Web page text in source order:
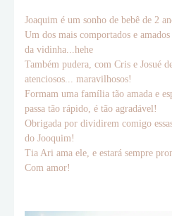
Joaquim é um sonho de bebê de 2
Um dos mais comportados e
da vidinha...hehe
Também pudera, com Cris e Josué
atenciosos... maravilhosos!
Formam uma família tão amada e
passa tão rápido, é tão agradável!
Obrigada por dividirem comigo
do Jooquim!
Tia Ari ama ele, e estará sempre
Com amor!